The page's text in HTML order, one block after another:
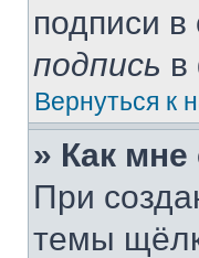
подписи
подпись в
Вернуться к
» Как мне
При
темы